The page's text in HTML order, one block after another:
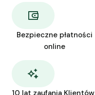
Bezpieczne płatności
online